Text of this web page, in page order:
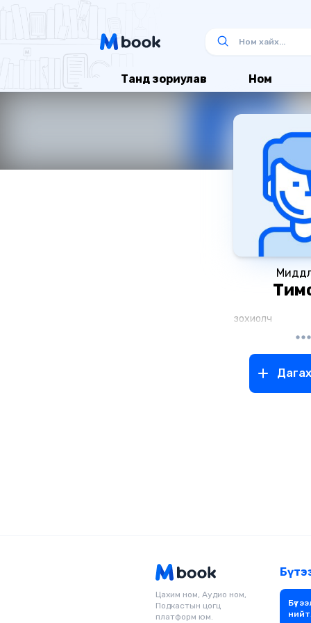
Танд зориулав Ном
зохиолч
Дагах
Цахим ном, Аудио ном,
Подкастын цогц
платформ юм.